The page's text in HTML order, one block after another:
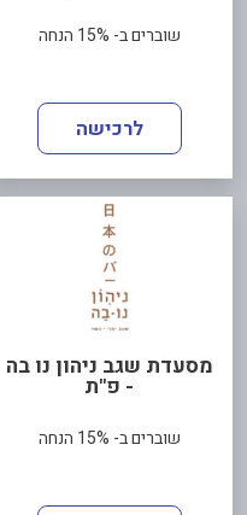
שוברים ב- 15% הנחה
לרכישה
מסעדת שגב ניהון נו בה
- פ"ת
שוברים ב- 15% הנחה